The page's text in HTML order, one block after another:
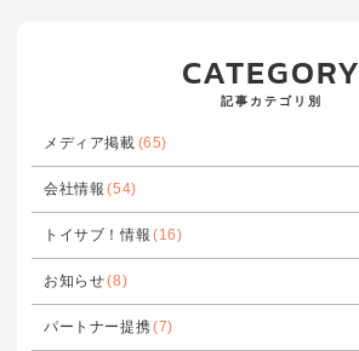
CATEGORY
記事カテゴリ別
メディア掲載 (65)
会社情報 (54)
トイサブ！情報 (16)
お知らせ(8)
パートナー提携(7)